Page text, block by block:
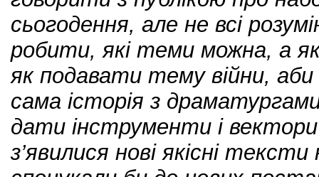
сьогодення, але не всі
робити, які теми можна, а
як подавати тему війни,
сама історія з
дати інструменти і
з’явилися нові якісні